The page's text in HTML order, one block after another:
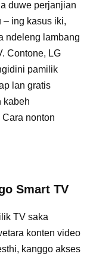
duwe perjanjian
– ing kasus iki,
ndeleng lambang
Contone, LG
pamilik
lan gratis
kabeh
nonton
Smart TV
TV saka
konten video
kanggo akses